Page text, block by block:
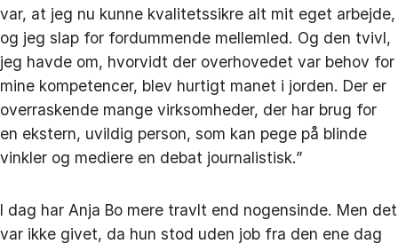
var, at jeg nu kunne kvalitetssikre alt mit eget arbejde,
og jeg slap for fordummende mellemled. Og den tvivl,
jeg havde om, hvorvidt der overhovedet var behov for
mine kompetencer, blev hurtigt manet i jorden. Der er
overraskende mange virksomheder, der har brug for
en ekstern, uvildig person, som kan pege på blinde
vinkler og mediere en debat journalistisk.”
I dag har Anja Bo mere travlt end nogensinde. Men det
var ikke givet, da hun stod uden job fra den ene dag